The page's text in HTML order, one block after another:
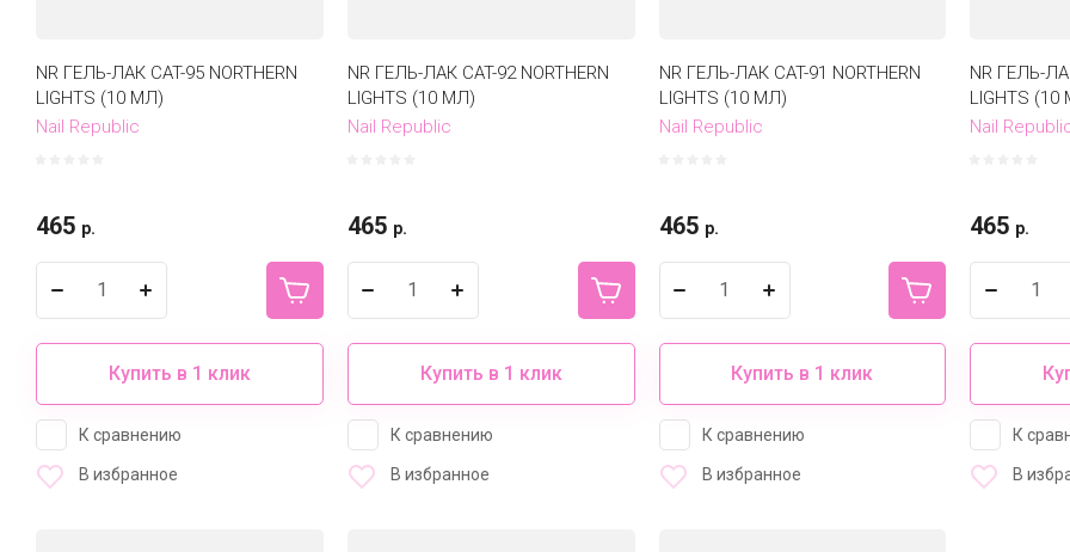
NR ГЕЛЬ-ЛАК CAT-95 NORTHERN
LIGHTS (10 МЛ)
Nail Republic
465 р.
Купить в 1 клик
К сравнению
В избранное
NR ГЕЛЬ-ЛАК CAT-92 NORTHERN
LIGHTS (10 МЛ)
Nail Republic
465 р.
Купить в 1 клик
К сравнению
В избранное
NR ГЕЛЬ-ЛАК CAT-91 NORTHERN
LIGHTS (10 МЛ)
Nail Republic
465 р.
Купить в 1 клик
К сравнению
В избранное
NR ГЕЛЬ-
LIGHTS (10
Nail
465 р.
К
В